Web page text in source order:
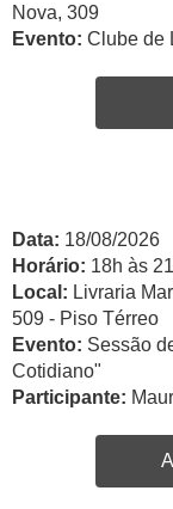
Nova, 309
Evento: Clube de
Data: 18/08/2026
Horário: 18h às
Local: Livraria
509 - Piso Térreo
Evento: Sessão
Cotidiano"
Participante: